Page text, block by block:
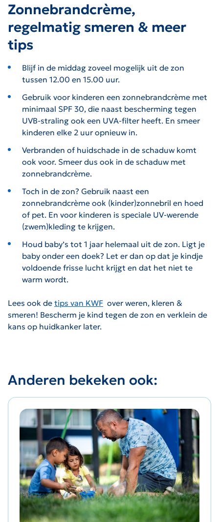
Zonnebrandcrème,
regelmatig smeren & meer
tips
Blijf in de middag zoveel mogelijk uit de zon
tussen 12.00 en 15.00 uur.
Gebruik voor kinderen een zonnebrandcrème met
minimaal SPF 30, die naast bescherming tegen
UVB-straling ook een UVA-filter heeft. En smeer
kinderen elke 2 uur opnieuw in.
Verbranden of huidschade in de schaduw komt
ook voor. Smeer dus ook in de schaduw met
zonnebrandcrème.
Toch in de zon? Gebruik naast een
zonnebrandcrème ook (kinder)zonnebril en hoed
of pet. En voor kinderen is speciale UV-werende
(zwem)kleding te krijgen.
Houd baby’s tot 1 jaar helemaal uit de zon. Ligt je
baby onder een doek? Let er dan op dat je kindje
voldoende frisse lucht krijgt en dat het niet te
warm wordt.
Lees ook de tips van KWF De link zal worden geopend op een nieuwe pagina.
over weren, kleren &
smeren! Bescherm je kind tegen de zon en verklein de
kans op huidkanker later.
Anderen bekeken ook: